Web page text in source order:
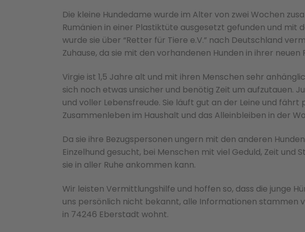
Die kleine Hundedame wurde im Alter von zwei Wochen
Rumänien in einer Plastiktüte ausgesetzt gefunden und mit
wurde sie über “Retter für Tiere e.V.” nach Deutschland
Zuhause, da sie mit den vorhandenen Hunden in ihrer
Virgie ist 1,5 Jahre alt und mit ihren Menschen sehr
sich noch etwas unsicher und benötig Zeit um aufzutauen.
und voller Lebensfreude. Sie läuft gut an der Leine und
Zusammenleben im Haushalt und das Alleinbleiben in der
Da sie ihre Bezugspersonen ungern mit den anderen
Einzelhund gesucht, bei Menschen mit viel Geduld, Zeit und
sie in aller Ruhe ankommen kann.
Wir leisten Vermittlungshilfe und hoffen so, dass die junge
uns persönlich nicht bekannt, alle Informationen stammen
in 74246 Eberstadt wohnt.